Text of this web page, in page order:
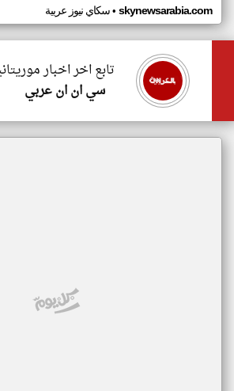
سكاي نيوز عربية• skynewsarabia.com
تابع اخر اخبار
سي ان ان عربي